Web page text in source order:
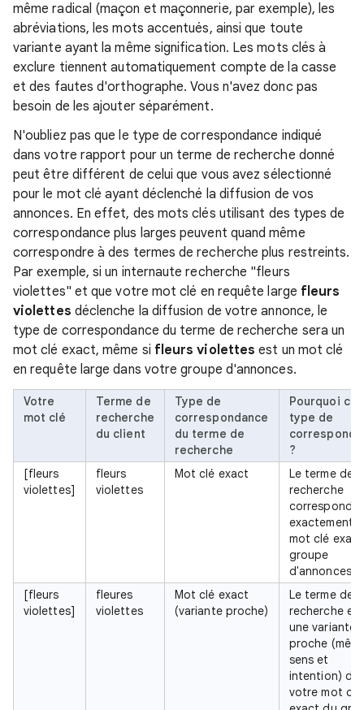
même radical (maçon et maçonnerie, par exemple), les
abréviations, les mots accentués, ainsi que toute
variante ayant la même signification. Les mots clés à
exclure tiennent automatiquement compte de la casse
et des fautes d'orthographe. Vous n'avez donc pas
besoin de les ajouter séparément.
N'oubliez pas que le type de correspondance indiqué
dans votre rapport pour un terme de recherche donné
peut être différent de celui que vous avez sélectionné
pour le mot clé ayant déclenché la diffusion de vos
annonces. En effet, des mots clés utilisant des types de
correspondance plus larges peuvent quand même
correspondre à des termes de recherche plus restreints.
Par exemple, si un internaute recherche "fleurs
violettes" et que votre mot clé en requête large fleurs
violettes déclenche la diffusion de votre annonce, le
type de correspondance du terme de recherche sera un
mot clé exact, même si fleurs violettes est un mot clé
en requête large dans votre groupe d'annonces.
Votre
mot clé
Terme de
recherche
du client
Type de
correspondance
du terme de
recherche
Pourquoi ce
type de
?
[fleurs
violettes]
fleurs
violettes
Mot clé exact
Le terme de
recherche
correspond
exactement
mot clé
groupe
d'annonces
[fleurs
violettes]
fleures
violettes
Mot clé exact
(variante proche)
Le terme de
recherche est
une variante
proche
sens et
intention) de
votre mot clé